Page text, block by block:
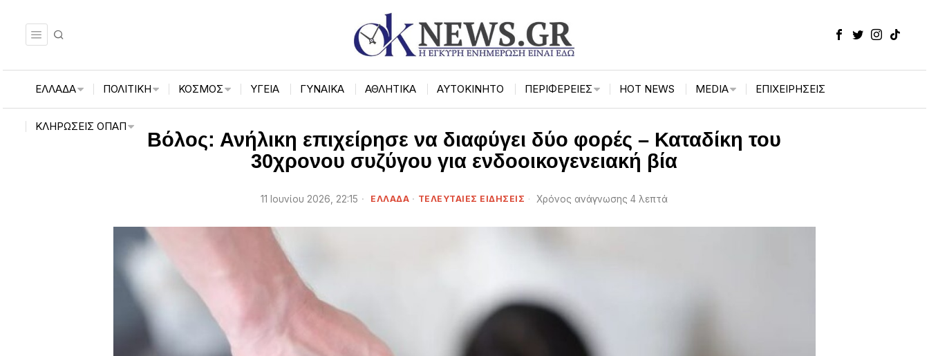
ΕΛΛΑΔΑ ΠΟΛΙΤΙΚΗ ΚΟΣΜΟΣ ΥΓΕΙΑ ΓΥΝΑΙΚΑ ΑΘΛΗΤΙΚΑ ΑΥΤΟΚΙΝΗΤΟ ΠΕΡΙΦΈΡΕΙΕΣ HOT NEWS MEDIA ΕΠΙΧΕΙΡΉΣΕΙΣ
ΚΛΗΡΏΣΕΙΣ ΟΠΑΠ
Βόλος: Ανήλικη επιχείρησε να διαφύγει δύο φορές – Καταδίκη του
30χρονου συζύγου για ενδοοικογενειακή βία
11 Ιουνίου 2026, 22:15 ΕΛΛΑΔΑ · ΤΕΛΕΥΤΑΙΕΣ ΕΙΔΗΣΕΙΣ Χρόνος ανάγνωσης 4 λεπτά